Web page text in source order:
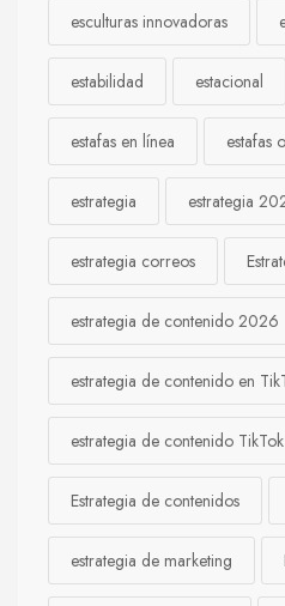
esculturas innovadoras
estabilidad estacional
estafas en línea estafas
estrategia estrategia
estrategia correos
estrategia de contenido 2026
estrategia de contenido en
estrategia de contenido TikTok
Estrategia de contenidos
estrategia de marketing